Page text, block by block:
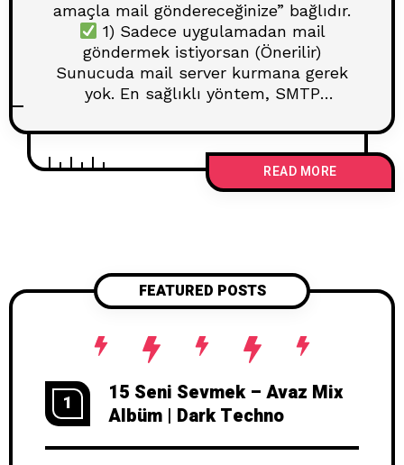
1) Sadece uygulamadan mail
göndermek istiyorsan (Önerilir)
Sunucuda mail server kurmana gerek
yok. En sağlıklı yöntem, SMTP
Avantaj Not Gmail SMTP ücretsiz,
basit günlük limit
READ MORE
FEATURED POSTS
1
15 Seni Sevmek – Avaz Mix
Albüm | Dark Techno